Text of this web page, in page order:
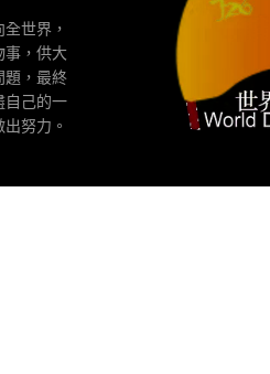
世界，
事，供大
題，最終
自己的一
努力。